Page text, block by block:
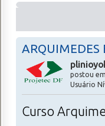
ARQUIMEDES
postou
Usuário
Curso